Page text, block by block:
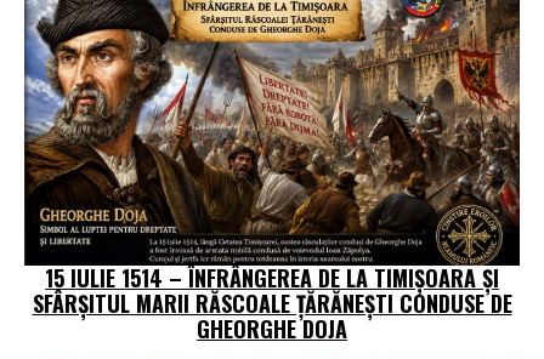
15 IULIE 1514 – ÎNFRÂNGEREA DE LA TIMIȘOARA ȘI
SFÂRȘITUL MARII RĂSCOALE ȚĂRĂNEȘTI CONDUSE DE
GHEORGHE DOJA